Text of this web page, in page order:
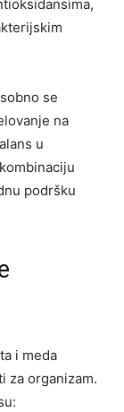
se
na
u
podršku
i meda
za organizam.